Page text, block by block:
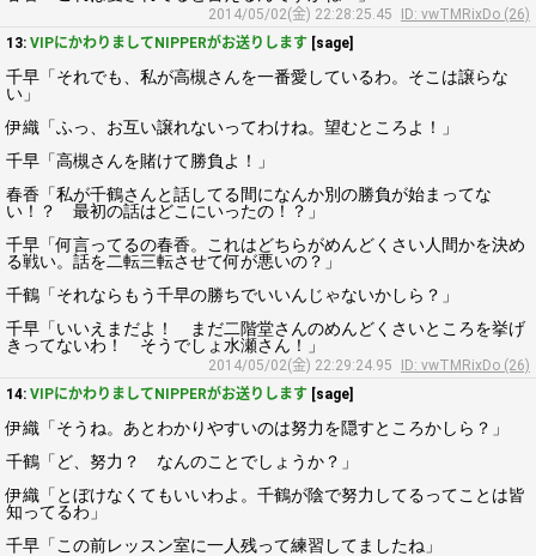
2014/05/02(金) 22:28:25.45
ID: vwTMRixDo (26)
13: VIPにかわりましてNIPPERがお送りします [sage]
千早「それでも、私が高槻さんを一番愛しているわ。そこは譲らな
い」
伊織「ふっ、お互い譲れないってわけね。望むところよ！」
千早「高槻さんを賭けて勝負よ！」
春香「私が千鶴さんと話してる間になんか別の勝負が始まってな
い！？ 最初の話はどこにいったの！？」
千早「何言ってるの春香。これはどちらがめんどくさい人間かを決め
る戦い。話を二転三転させて何が悪いの？」
千鶴「それならもう千早の勝ちでいいんじゃないかしら？」
千早「いいえまだよ！ まだ二階堂さんのめんどくさいところを挙げ
きってないわ！ そうでしょ水瀬さん！」
2014/05/02(金) 22:29:24.95
ID: vwTMRixDo (26)
14: VIPにかわりましてNIPPERがお送りします [sage]
伊織「そうね。あとわかりやすいのは努力を隠すところかしら？」
千鶴「ど、努力？ なんのことでしょうか？」
伊織「とぼけなくてもいいわよ。千鶴が陰で努力してるってことは皆
知ってるわ」
千早「この前レッスン室に一人残って練習してましたね」